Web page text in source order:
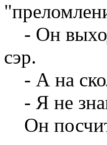
- Он
сэр.
- А на
- Я не
Он